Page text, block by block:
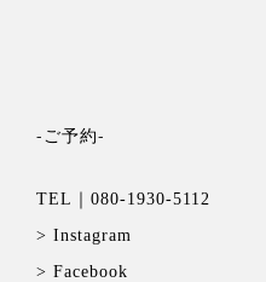
-ご予約-
TEL｜080-1930-5112
> Instagram
> Facebook